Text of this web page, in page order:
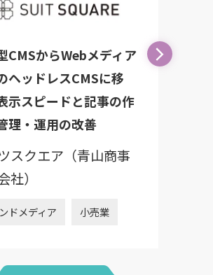
ディア
に移
の作
商事
業
従来型CMSから
特化のヘッドレ
行、表示スピー
成・管理・運用
株式会社）